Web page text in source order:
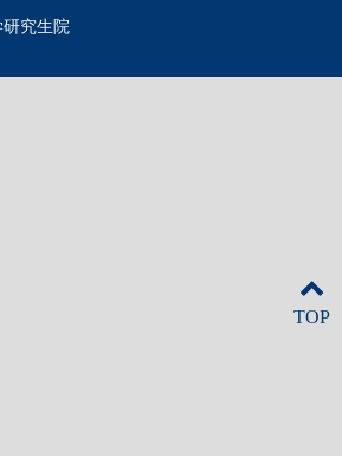
究生院
TOP